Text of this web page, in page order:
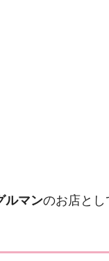
ルマンのお店とし